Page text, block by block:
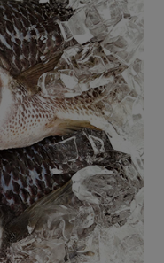
糧
心話
合國
案
育